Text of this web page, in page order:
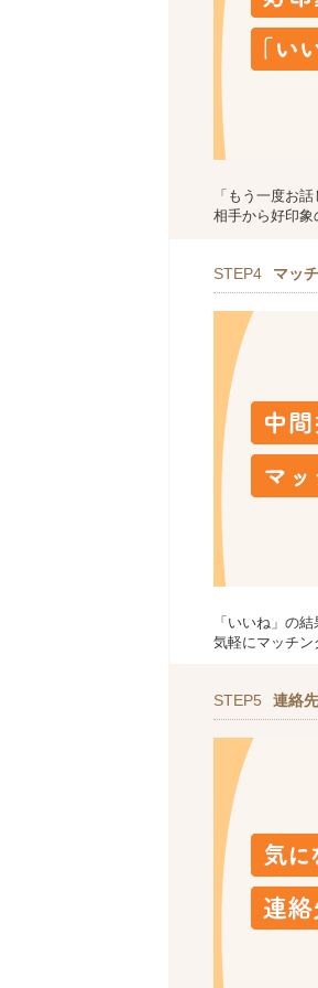
「もう一度お
相手から好印
STEP4 マッ
「いいね」の
気軽にマッチン
STEP5 連絡